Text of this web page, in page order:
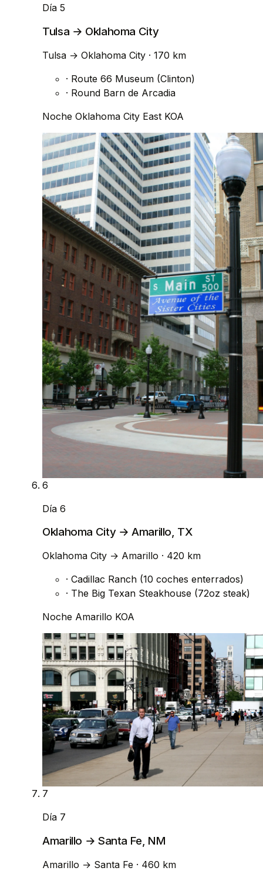
Día 5
Tulsa → Oklahoma City
Tulsa → Oklahoma City · 170 km
· Route 66 Museum (Clinton)
· Round Barn de Arcadia
Noche Oklahoma City East KOA
6
Día 6
Oklahoma City → Amarillo, TX
Oklahoma City → Amarillo · 420 km
· Cadillac Ranch (10 coches enterrados)
· The Big Texan Steakhouse (72oz steak)
Noche Amarillo KOA
7
Día 7
Amarillo → Santa Fe, NM
Amarillo → Santa Fe · 460 km